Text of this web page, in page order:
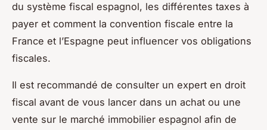
du système fiscal espagnol, les différentes taxes à
payer et comment la convention fiscale entre la
France et l’Espagne peut influencer vos obligations
fiscales.
Il est recommandé de consulter un expert en droit
fiscal avant de vous lancer dans un achat ou une
vente sur le marché immobilier espagnol afin de